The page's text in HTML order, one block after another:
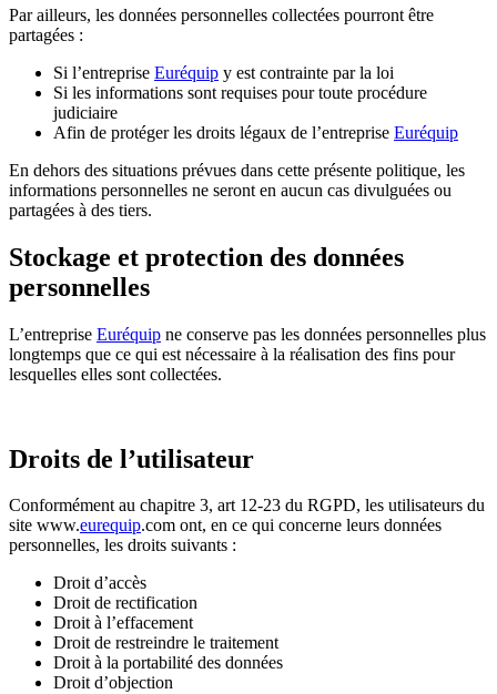
Par ailleurs, les données personnelles collectées pourront être
partagées :
Si l’entreprise Euréquip y est contrainte par la loi
Si les informations sont requises pour toute procédure
judiciaire
Afin de protéger les droits légaux de l’entreprise Euréquip
En dehors des situations prévues dans cette présente politique, les
informations personnelles ne seront en aucun cas divulguées ou
partagées à des tiers.
Stockage et protection des données
personnelles
L’entreprise Euréquip ne conserve pas les données personnelles plus
longtemps que ce qui est nécessaire à la réalisation des fins pour
lesquelles elles sont collectées.
Droits de l’utilisateur
Conformément au chapitre 3, art 12-23 du RGPD, les utilisateurs du
site www.eurequip.com ont, en ce qui concerne leurs données
personnelles, les droits suivants :
Droit d’accès
Droit de rectification
Droit à l’effacement
Droit de restreindre le traitement
Droit à la portabilité des données
Droit d’objection